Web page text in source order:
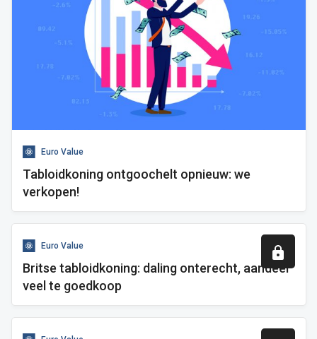
Euro Value
Tabloidkoning ontgoochelt opnieuw: we
verkopen!
Euro Value
Britse tabloidkoning: daling onterecht, aandeel
veel te goedkoop